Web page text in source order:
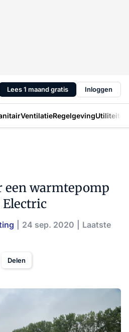
Lees 1 maand gratis Inloggen
VentilatieRegelgevingUtiliteit
een warmtepomp
24 sep. 2020
Laatste
Delen